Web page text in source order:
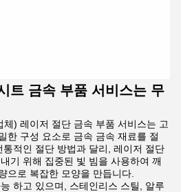
트 금속 부품 서비스는 무
) 레이저 절단 금속 부품 서비스는 고
한 구성 요소로 금속 금속 재료를 절
적인 절단 방법과 달리, 레이저 절단
기 위해 집중된 빛 빔을 사용하여 깨
으로 복잡한 모양을 만듭니다.
하고 있으며, 스테인리스 스틸, 알루